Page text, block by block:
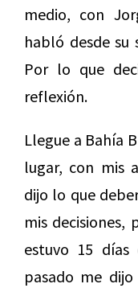
medio, con
habló desde
Por lo que
reflexión.
Llegue a Bahía
lugar, con mis
dijo lo que
mis decisiones,
estuvo 15
pasado me